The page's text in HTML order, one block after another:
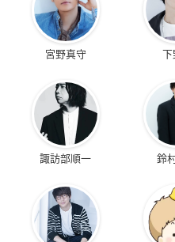
宮野真守 下
諏訪部順一 鈴